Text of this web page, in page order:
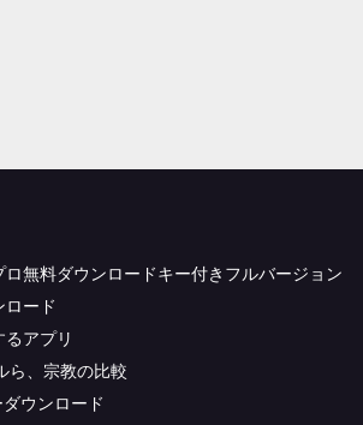
ロ無料ダウンロードキー付きフルバージョン
ロード
アプリ
ら、宗教の比較
ウンロード